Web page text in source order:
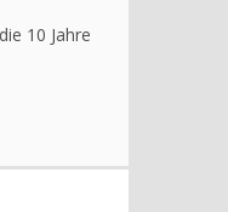
10 Jahre